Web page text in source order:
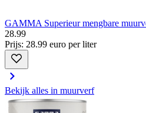
GAMMA Superieur mengbare
28.99
Prijs: 28.99 euro per liter
Bekijk alles in muurverf